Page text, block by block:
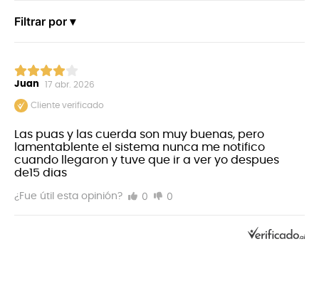
cuerda revestida más innovadora jamás creada.
Filtrar por ▾
Juan 17 abr. 2026
Cliente verificado
Las puas y las cuerda son muy buenas, pero
lamentablente el sistema nunca me notifico
cuando llegaron y tuve que ir a ver yo despues
de15 dias
¿Fue útil esta opinión? 0 0